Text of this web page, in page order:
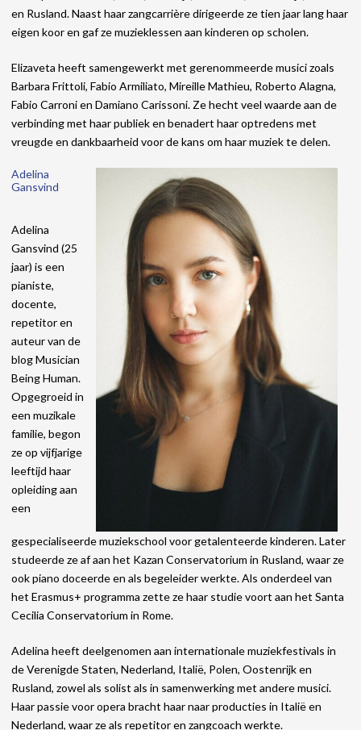
en Rusland. Naast haar zangcarrière dirigeerde ze tien jaar lang haar
eigen koor en gaf ze muzieklessen aan kinderen op scholen.
Elizaveta heeft samengewerkt met gerenommeerde musici zoals
Barbara Frittoli, Fabio Armiliato, Mireille Mathieu, Roberto Alagna,
Fabio Carroni en Damiano Carissoni. Ze hecht veel waarde aan de
verbinding met haar publiek en benadert haar optredens met
vreugde en dankbaarheid voor de kans om haar muziek te delen.
Adelina
Gansvind
Adelina
Gansvind (25
jaar) is een
pianiste,
docente,
repetitor en
auteur van de
blog Musician
Being Human.
Opgegroeid in
een muzikale
familie, begon
ze op vijfjarige
leeftijd haar
opleiding aan
een
gespecialiseerde muziekschool voor getalenteerde kinderen. Later
studeerde ze af aan het Kazan Conservatorium in Rusland, waar ze
ook piano doceerde en als begeleider werkte. Als onderdeel van
het Erasmus+ programma zette ze haar studie voort aan het Santa
Cecilia Conservatorium in Rome.
Adelina heeft deelgenomen aan internationale muziekfestivals in
de Verenigde Staten, Nederland, Italië, Polen, Oostenrijk en
Rusland, zowel als solist als in samenwerking met andere musici.
Haar passie voor opera bracht haar naar producties in Italië en
Nederland, waar ze als repetitor en zangcoach werkte.